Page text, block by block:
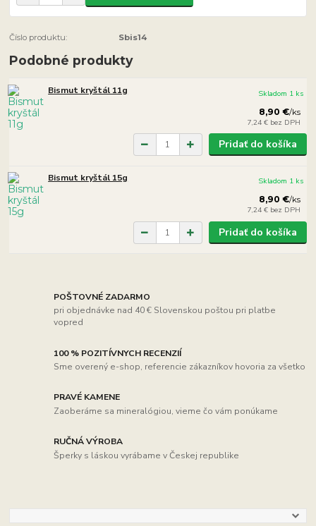
Číslo produktu: Sbis14
Podobné produkty
Bismut kryštál 11g
8,90 €/ks
7,24 € bez DPH
Skladom 1 ks
Pridať do košíka
Bismut kryštál 15g
8,90 €/ks
7,24 € bez DPH
Skladom 1 ks
Pridať do košíka
POŠTOVNÉ ZADARMO
pri objednávke nad 40 € Slovenskou poštou pri platbe
vopred
100 % POZITÍVNYCH RECENZIÍ
Sme overený e-shop, referencie zákazníkov hovoria za všetko
PRAVÉ KAMENE
Zaoberáme sa mineralógiou, vieme čo vám ponúkame
RUČNÁ VÝROBA
Šperky s láskou vyrábame v Českej republike